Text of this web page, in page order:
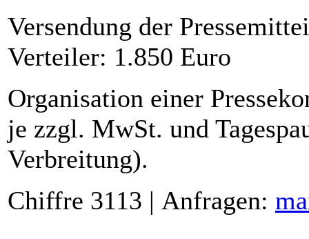
Versendung der
Verteiler: 1.850 Euro
Organisation einer
je zzgl. MwSt. und
Verbreitung).
Chiffre 3113 | Anfragen: